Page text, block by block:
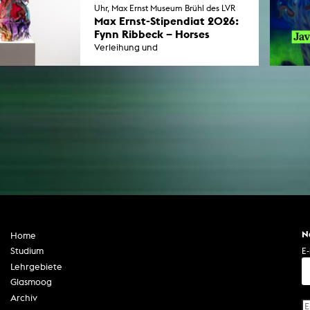
sie in der 3sat-Mediathek zu sehen.
Uhr, Max Ernst Museum Brühl des LVR
Max Ernst-Stipendiat 2026:
Fynn Ribbeck – Horses
Verleihung und
Home
Studium
Lehrgebiete
Glasmoog
Archiv